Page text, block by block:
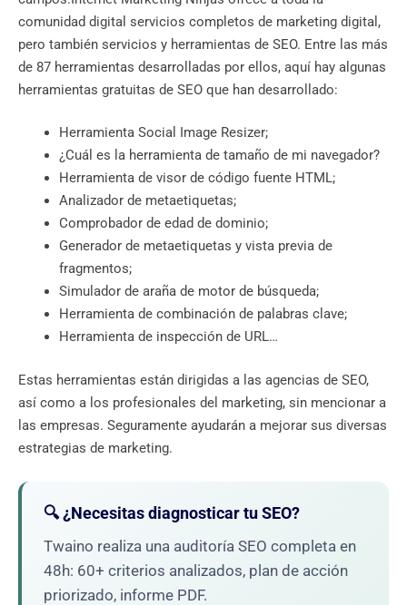
comunidad digital servicios completos de marketing digital,
pero también servicios y herramientas de SEO. Entre las más
de 87 herramientas desarrolladas por ellos, aquí hay algunas
herramientas gratuitas de SEO que han desarrollado:
Herramienta Social Image Resizer;
¿Cuál es la herramienta de tamaño de mi navegador?
Herramienta de visor de código fuente HTML;
Analizador de metaetiquetas;
Comprobador de edad de dominio;
Generador de metaetiquetas y vista previa de
fragmentos;
Simulador de araña de motor de búsqueda;
Herramienta de combinación de palabras clave;
Herramienta de inspección de URL…
Estas herramientas están dirigidas a las agencias de SEO,
así como a los profesionales del marketing, sin mencionar a
las empresas. Seguramente ayudarán a mejorar sus diversas
estrategias de marketing.
🔍 ¿Necesitas diagnosticar tu SEO?
Twaino realiza una auditoría SEO completa en
48h: 60+ criterios analizados, plan de acción
priorizado, informe PDF.